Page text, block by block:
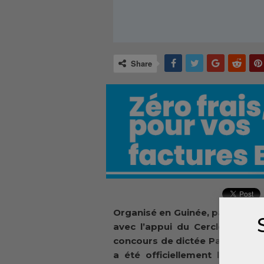
Share
Organisé en Guinée, par
avec l’appui du Cercle de
concours de dictée Paul Gérin
a été officiellement